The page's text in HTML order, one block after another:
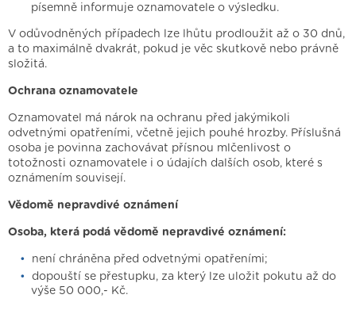
písemně informuje oznamovatele o výsledku.
V odůvodněných případech lze lhůtu prodloužit až o 30 dnů,
a to maximálně dvakrát, pokud je věc skutkově nebo právně
složitá.
Ochrana oznamovatele
Oznamovatel má nárok na ochranu před jakýmikoli
odvetnými opatřeními, včetně jejich pouhé hrozby. Příslušná
osoba je povinna zachovávat přísnou mlčenlivost o
totožnosti oznamovatele i o údajích dalších osob, které s
oznámením souvisejí.
Vědomě nepravdivé oznámení
Osoba, která podá vědomě nepravdivé oznámení:
není chráněna před odvetnými opatřeními;
dopouští se přestupku, za který lze uložit pokutu až do
výše 50 000,- Kč.